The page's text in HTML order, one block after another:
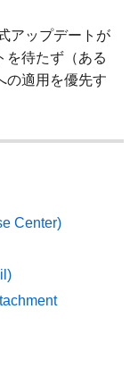
アップデートが
を待たず（ある
の適用を優先す
Center)